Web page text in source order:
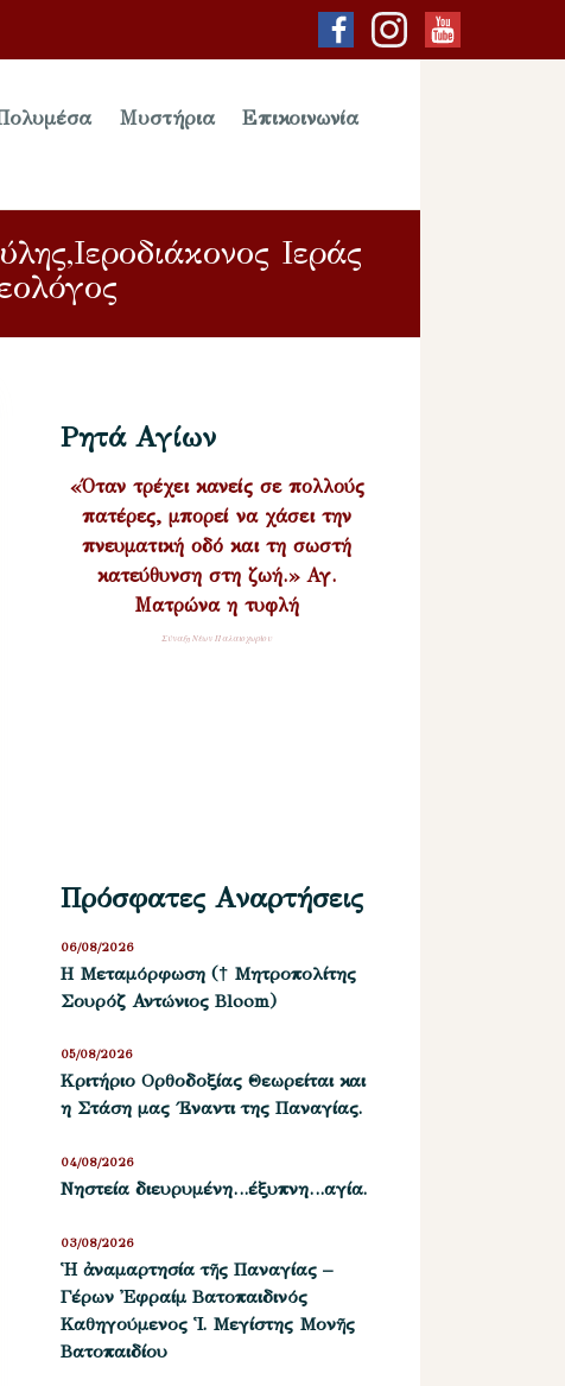
Μυστήρια Επικοινωνία
Ιεράς
Ρητά Αγίων
«Όταν τρέχει κανείς σε πολλούς
πατέρες, μπορεί να χάσει την
πνευματική οδό και τη σωστή
κατεύθυνση στη ζωή.» Αγ.
Ματρώνα η τυφλή
Σύναξη Νέων Παλαιοχωρίου
Πρόσφατες Αναρτήσεις
Η Μεταμόρφωση († Μητροπολίτης
Σουρόζ Αντώνιος Bloom)
06/08/2026
Kριτήριο Oρθοδοξίας Θεωρείται και
η Στάση μας ΄Εναντι της Παναγίας.
05/08/2026
Νηστεία διευρυμένη…έξυπνη…αγία.
04/08/2026
Ἡ ἀναμαρτησία τῆς Παναγίας –
Γέρων Ἐφραίμ Βατοπαιδινός
Καθηγούμενος Ἱ. Μεγίστης Μονῆς
Βατοπαιδίου
03/08/2026